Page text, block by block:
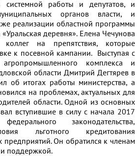
системной работы и депутатов, и
органов власти, и
реализации областной программы
деревня». Елена Чечунова
на препятствия, которые
к посевной кампании. Выступая с
комплекса и
области Дмитрий Дегтярев в
об итогах работы министерства, а
на проблемах, актуальных для
области. Одной из основных
вступившие в силу с начала 2017
законодательства,
льготного кредитования
предприятий. Он обратился к членам
поддержкой.